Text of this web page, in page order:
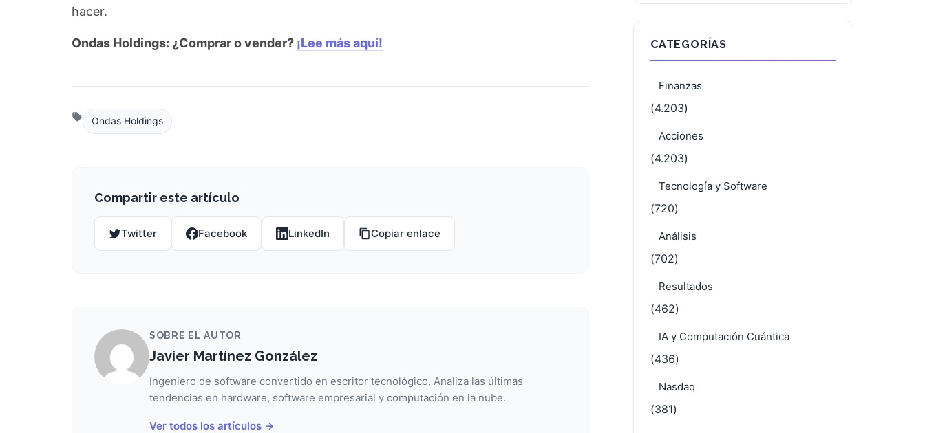
hacer.
Ondas Holdings: ¿Comprar o vender? ¡Lee más aquí!
Ondas Holdings
Compartir este artículo
Twitter Facebook LinkedIn Copiar enlace
SOBRE EL AUTOR
Javier Martínez González
Ingeniero de software convertido en escritor tecnológico. Analiza las últimas
tendencias en hardware, software empresarial y computación en la nube.
Ver todos los artículos →
CATEGORÍAS
Finanzas
(4.203)
Acciones
(4.203)
Tecnología y Software
(720)
Análisis
(702)
Resultados
(462)
IA y Computación Cuántica
(436)
Nasdaq
(381)